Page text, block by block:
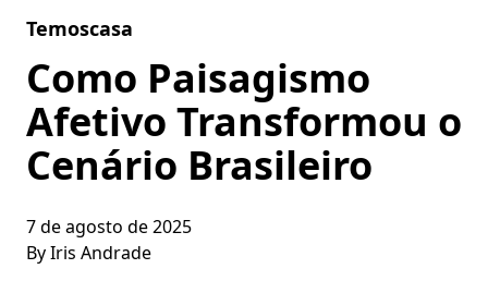
Temoscasa
Como Paisagismo
Afetivo Transformou o
Cenário Brasileiro
7 de agosto de 2025
ByIris Andrade